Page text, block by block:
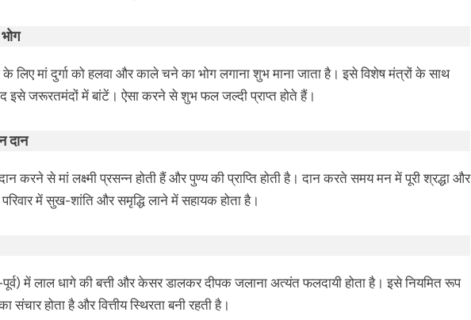
के लिए मां दुर्गा को हलवा और काले चने का भोग लगाना शुभ माना जाता है। इसे विशेष मंत्रों के साथ
इसे जरूरतमंदों में बांटें। ऐसा करने से शुभ फल जल्दी प्राप्त होते हैं।
दान
करने से मां लक्ष्मी प्रसन्न होती हैं और पुण्य की प्राप्ति होती है। दान करते समय मन में पूरी श्रद्धा और
परिवार में सुख-शांति और समृद्धि लाने में सहायक होता है।
में लाल धागे की बत्ती और केसर डालकर दीपक जलाना अत्यंत फलदायी होता है। इसे नियमित रूप
होता है और वित्तीय स्थिरता बनी रहती है।